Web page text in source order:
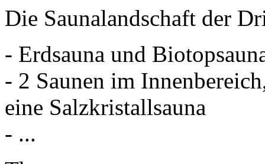
Die Saunalandschaft der
- Erdsauna und
- 2 Saunen im
eine Salzkristallsauna
- ...